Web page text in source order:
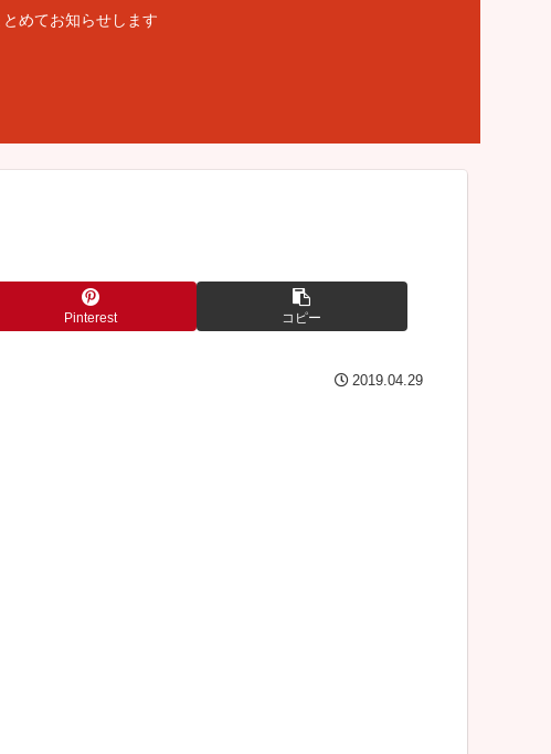
めてお知らせします
Pinterest コピー
2019.04.29